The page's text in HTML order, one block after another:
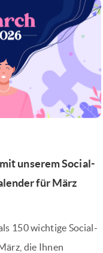
unserem Social-
für März
150 wichtige Social-
die Ihnen